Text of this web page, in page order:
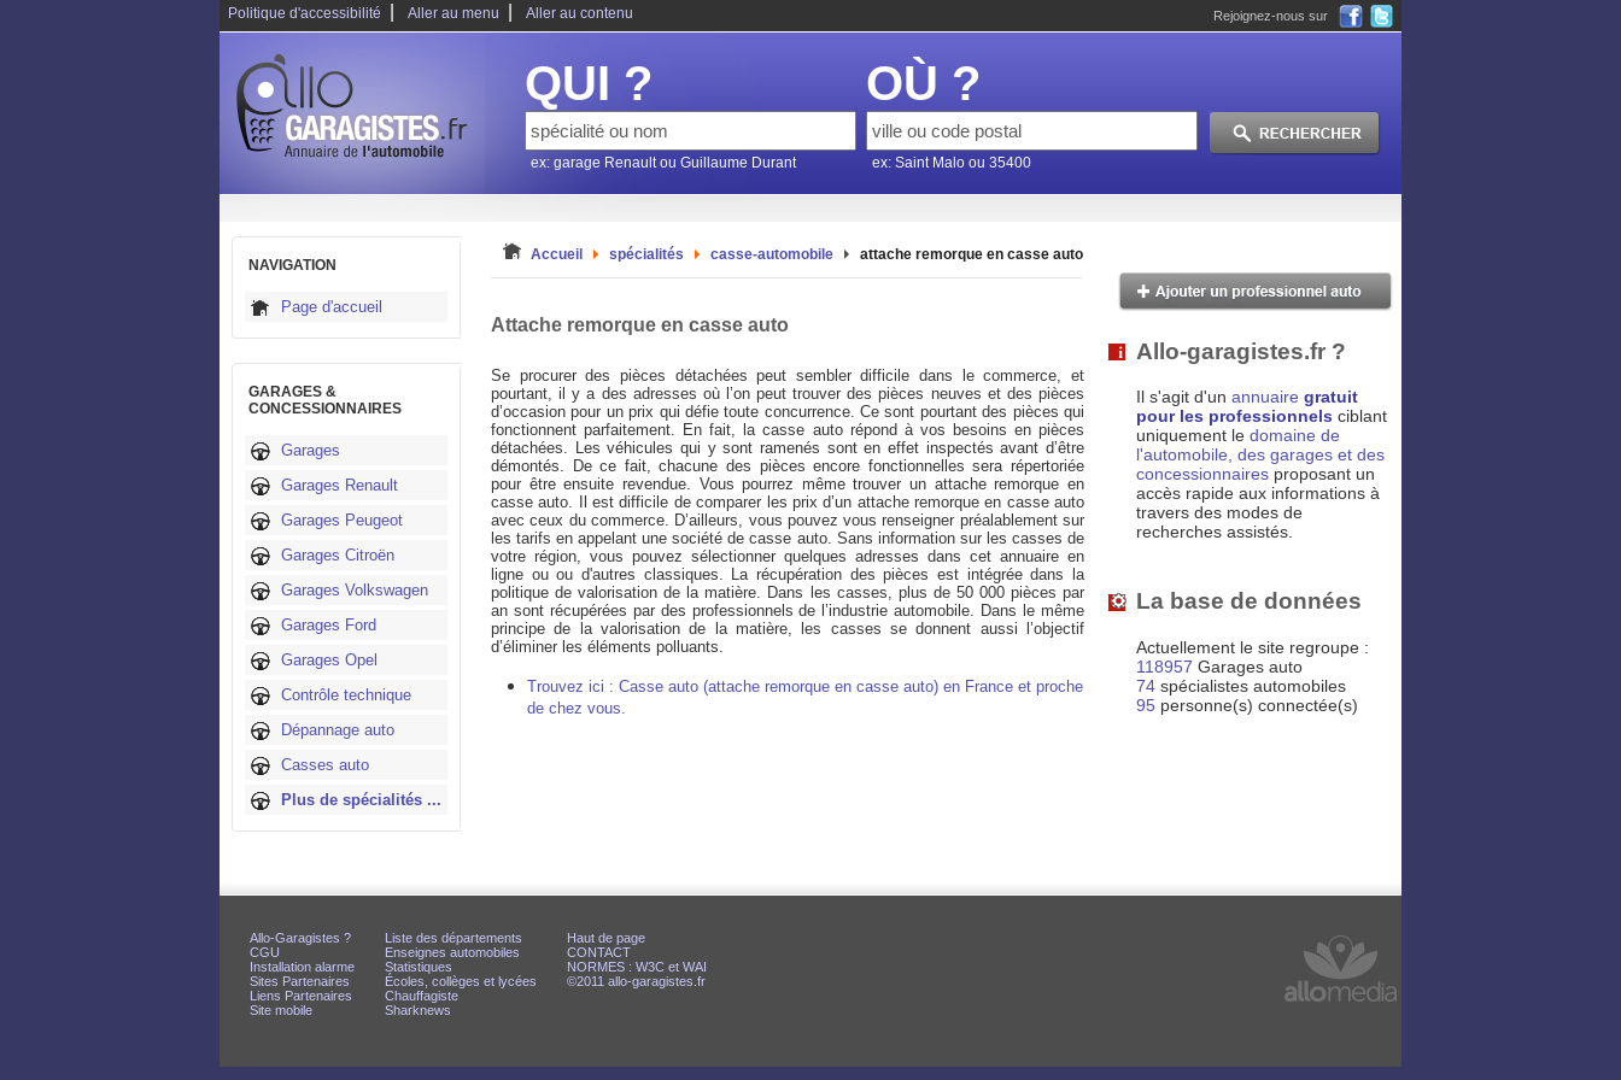
Politique d'accessibilité Aller au menu Aller au contenu Rejoignez-nous sur
QUI ?
ex: garage Renault ou Guillaume Durant
OÙ ?
ex: Saint Malo ou 35400
NAVIGATION
Page d'accueil
GARAGES &
CONCESSIONNAIRES
Garages
Garages Renault
Garages Peugeot
Garages Citroën
Garages Volkswagen
Garages Ford
Garages Opel
Contrôle technique
Dépannage auto
Casses auto
Plus de spécialités ...
Accueil spécialités casse-automobile attache remorque en casse auto
Attache remorque en casse auto
Se procurer des pièces détachées peut sembler difficile dans le commerce, et
pourtant, il y a des adresses où l’on peut trouver des pièces neuves et des pièces
d’occasion pour un prix qui défie toute concurrence. Ce sont pourtant des pièces qui
fonctionnent parfaitement. En fait, la casse auto répond à vos besoins en pièces
détachées. Les véhicules qui y sont ramenés sont en effet inspectés avant d’être
démontés. De ce fait, chacune des pièces encore fonctionnelles sera répertoriée
pour être ensuite revendue. Vous pourrez même trouver un attache remorque en
casse auto. Il est difficile de comparer les prix d’un attache remorque en casse auto
avec ceux du commerce. D’ailleurs, vous pouvez vous renseigner préalablement sur
les tarifs en appelant une société de casse auto. Sans information sur les casses de
votre région, vous pouvez sélectionner quelques adresses dans cet annuaire en
ligne ou ou d'autres classiques. La récupération des pièces est intégrée dans la
politique de valorisation de la matière. Dans les casses, plus de 50 000 pièces par
an sont récupérées par des professionnels de l’industrie automobile. Dans le même
principe de la valorisation de la matière, les casses se donnent aussi l’objectif
d’éliminer les éléments polluants.
Trouvez ici : Casse auto (attache remorque en casse auto) en France et proche
de chez vous.
Allo-garagistes.fr ?
Il s'agit d'un annuaire gratuit
pour les professionnels ciblant
uniquement le domaine de
l'automobile, des garages et des
concessionnaires proposant un
accès rapide aux informations à
travers des modes de
recherches assistés.
La base de données
Actuellement le site regroupe :
118957 Garages auto
74 spécialistes automobiles
95 personne(s) connectée(s)
Allo-Garagistes ?
CGU
Installation alarme
Sites Partenaires
Liens Partenaires
Site mobile
Liste des départements
Enseignes automobiles
Statistiques
Écoles, collèges et lycées
Chauffagiste
Sharknews
Haut de page
CONTACT
NORMES : W3C et WAI
©2011 allo-garagistes.fr